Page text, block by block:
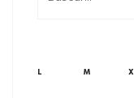
L M X